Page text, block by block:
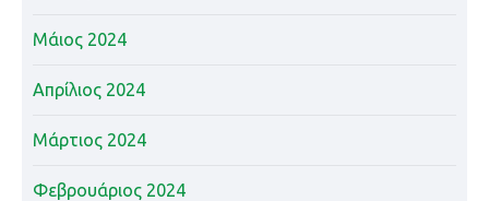
Μάιος 2024
Απρίλιος 2024
Μάρτιος 2024
Φεβρουάριος 2024